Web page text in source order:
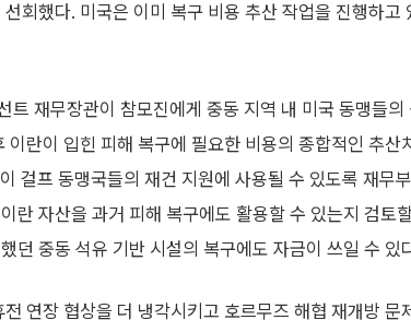
회했다. 미국은 이미 복구 비용 추산 작업을 진행하고
트 재무장관이 참모진에게 중동 지역 내 미국 동맹들의
이란이 입힌 피해 복구에 필요한 비용의 종합적인 추산
걸프 동맹국들의 재건 지원에 사용될 수 있도록 재무
란 자산을 과거 피해 복구에도 활용할 수 있는지 검토
던 중동 석유 기반 시설의 복구에도 자금이 쓰일 수 있
연장 협상을 더 냉각시키고 호르무즈 해협 재개방